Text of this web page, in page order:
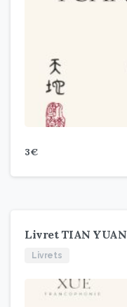
3€
Livret TIAN YUAN
Livrets